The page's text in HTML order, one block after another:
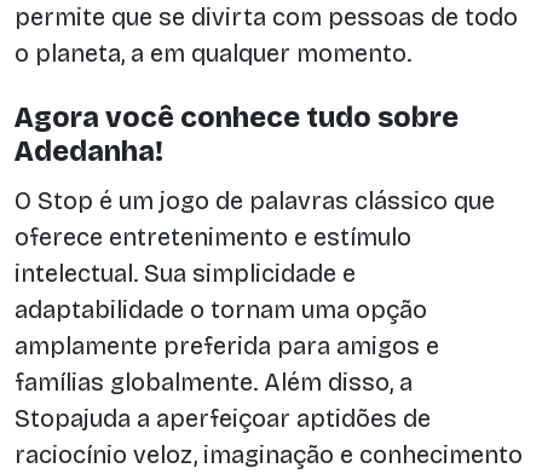
permite que se divirta com pessoas de todo
o planeta, a em qualquer momento.
Agora você conhece tudo sobre
Adedanha!
O Stop é um jogo de palavras clássico que
oferece entretenimento e estímulo
intelectual. Sua simplicidade e
adaptabilidade o tornam uma opção
amplamente preferida para amigos e
famílias globalmente. Além disso, a
Stopajuda a aperfeiçoar aptidões de
raciocínio veloz, imaginação e conhecimento